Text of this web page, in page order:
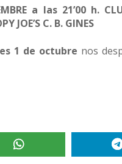
a las 21’00 h.
JOE’S C. B. GINES
1 de octubre nos